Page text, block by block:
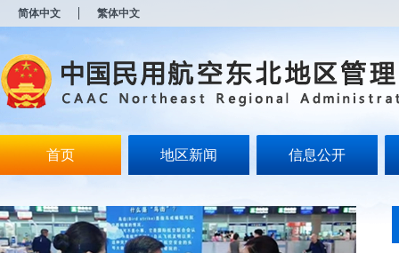
简体中文 繁体中文
首页 地区新闻 信息公开
开
无
障
说
明
Alt
加
波